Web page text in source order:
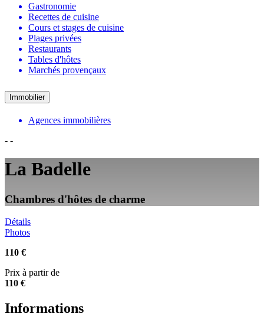
Gastronomie
Recettes de cuisine
Cours et stages de cuisine
Plages privées
Restaurants
Tables d'hôtes
Marchés provençaux
Immobilier
Agences immobilières
- -
La Badelle
Chambres d'hôtes de charme
Détails
Photos
110 €
Prix à partir de
110 €
Informations